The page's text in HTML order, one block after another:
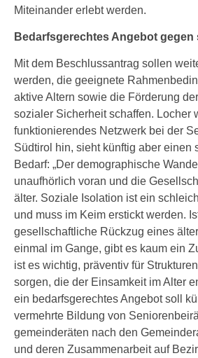
Miteinander erlebt werden.
Bedarfsgerechtes Angebot gegen
Mit dem Beschlussantrag sollen
werden, die geeignete
aktive Altern sowie die Förderung
sozialer Sicherheit schaffen. Locher
funktionierendes Netzwerk bei der
Südtirol hin, sieht künftig aber einen
Bedarf: „Der demographische
unaufhörlich voran und die
älter. Soziale Isolation ist ein
und muss im Keim erstickt werden.
gesellschaftliche Rückzug eines
einmal im Gange, gibt es kaum ein
ist es wichtig, präventiv für
sorgen, die der Einsamkeit im Alter
ein bedarfsgerechtes Angebot soll
vermehrte Bildung von
gemeinderäten nach den
und deren Zusammenarbeit auf